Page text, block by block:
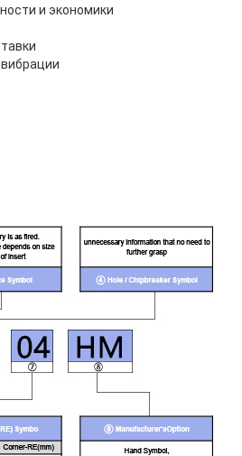
и экономики